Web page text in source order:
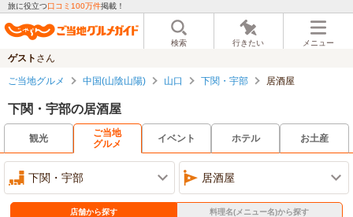
旅に役立つ口コミ100万件掲載！
検索 行きたい メニュー
ゲスト さん
ご当地グルメ 中国(山陰山陽) 山口 下関・宇部 居酒屋
下関・宇部の居酒屋
観光
ご当地
グルメ
イベント ホテル お土産
下関・宇部 居酒屋
店舗から探す 料理名(メニュー名)から探す